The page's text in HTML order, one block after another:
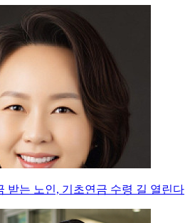
받는 노인, 기초연금 수령 길 열린다